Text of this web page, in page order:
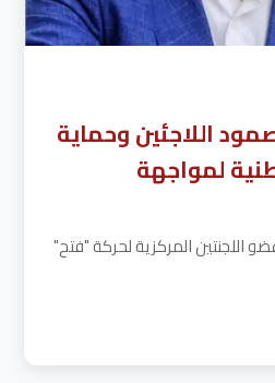
اللاجئين وحماية
لمواجهة
6-2026 - أكد عضو اللجنتين المركزية لحركة "فتح"